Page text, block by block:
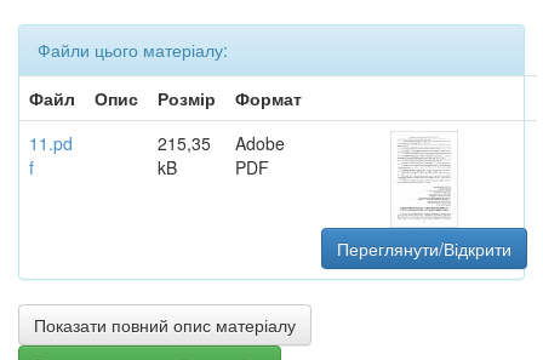
Файли цього матеріалу:
Файл
Опис Розмір
Формат
11.pd
f
215,35
kB
Adobe
PDF
Переглянути/Відкрити
Показати повний опис матеріалу